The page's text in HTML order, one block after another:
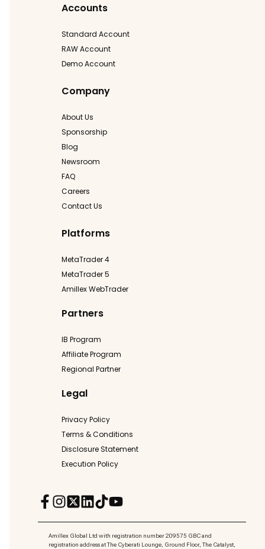
Accounts
Standard Account
RAW Account
Demo Account
Company
About Us
Sponsorship
Blog
Newsroom
FAQ
Careers
Contact Us
Platforms
MetaTrader 4
MetaTrader 5
Amillex WebTrader
Partners
IB Program
Affiliate Program
Regional Partner
Legal
Privacy Policy
Terms & Conditions
Disclosure Statement
Execution Policy
Amillex Global Ltd with registration number 209575 GBC and
registration address at The Cyberati Lounge, Ground Floor, The Catalyst,